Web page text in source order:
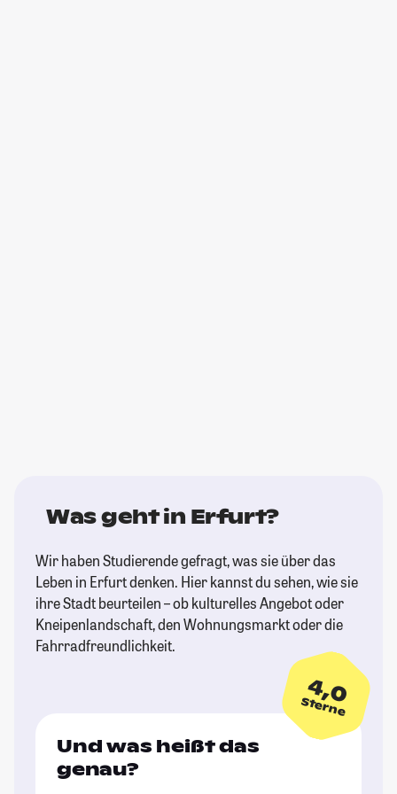
Was geht in Erfurt?
Wir haben Studierende gefragt, was sie über das
Leben in Erfurt denken. Hier kannst du sehen, wie sie
ihre Stadt beurteilen – ob kulturelles Angebot oder
Kneipenlandschaft, den Wohnungsmarkt oder die
Fahrradfreundlichkeit.
4,0
Sterne
Und was heißt das
genau?